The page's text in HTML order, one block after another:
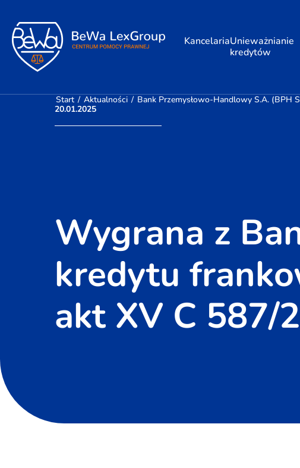
KancelariaUnieważnianie
kredytów
Start / Aktualności / Bank Przemysłowo-Handlowy S.A. (BPH
20.01.2025
Wygrana z
kredytu
akt XV C 587/